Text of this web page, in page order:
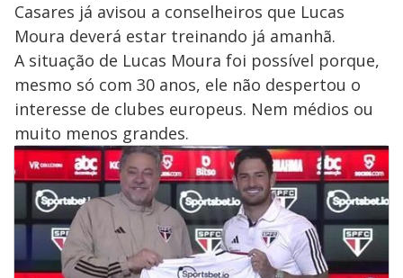
Casares já avisou a conselheiros que Lucas
Moura deverá estar treinando já amanhã.
A situação de Lucas Moura foi possível porque,
mesmo só com 30 anos, ele não despertou o
interesse de clubes europeus. Nem médios ou
muito menos grandes.